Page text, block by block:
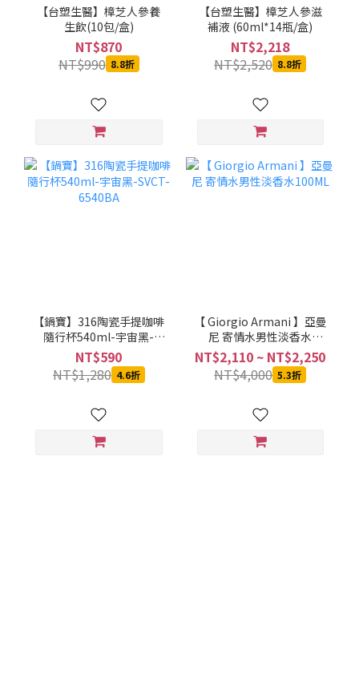
【台塑生醫】樟芝人參養
生飲(10包/盒)
NT$870
NT$990 8.8折
【台塑生醫】樟芝人參滋
補液 (60ml*14瓶/盒)
NT$2,218
NT$2,520 8.8折
【鍋寶】316陶瓷手提咖啡
隨行杯540ml-宇宙黑-
SVCT-6540BA
NT$590
NT$1,280 4.6折
【 Giorgio Armani 】亞曼
尼 寄情水男性淡香水
100ML
NT$2,110 ~ NT$2,250
NT$4,000 5.3折